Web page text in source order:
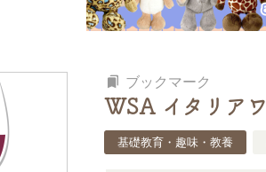
bookmarks ブックマーク
WSA イタリア
基礎教育・趣味・教養